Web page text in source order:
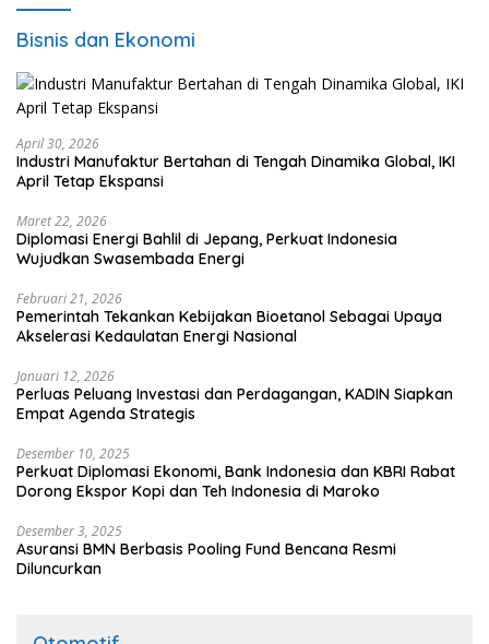
Bisnis dan Ekonomi
April 30, 2026
Industri Manufaktur Bertahan di Tengah Dinamika Global, IKI
April Tetap Ekspansi
Maret 22, 2026
Diplomasi Energi Bahlil di Jepang, Perkuat Indonesia
Wujudkan Swasembada Energi
Februari 21, 2026
Pemerintah Tekankan Kebijakan Bioetanol Sebagai Upaya
Akselerasi Kedaulatan Energi Nasional
Januari 12, 2026
Perluas Peluang Investasi dan Perdagangan, KADIN Siapkan
Empat Agenda Strategis
Desember 10, 2025
Perkuat Diplomasi Ekonomi, Bank Indonesia dan KBRI Rabat
Dorong Ekspor Kopi dan Teh Indonesia di Maroko
Desember 3, 2025
Asuransi BMN Berbasis Pooling Fund Bencana Resmi
Diluncurkan